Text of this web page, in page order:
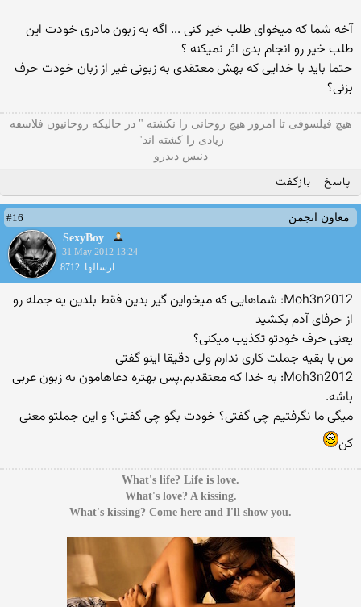
آخه شما که میخوای طلب خیر کنی ... اگه به زبون مادری خودت این
طلب خیر رو انجام بدی اثر نمیکنه ؟
حتما باید با خدایی که بهش معتقدی به زبونی غیر از زبان خودت حرف
بزنی؟
هیچ فیلسوفی تا امروز هیچ روحانی را نکشته " در حالیکه روحانیون فلاسفه
زیادی را کشته اند"
دنیس دیدرو
پاسخ بازگفت
معاون انجمن
#16
SexyBoy
31 May 2012 13:24
ارسالها: 8712
Moh3n2012: شماهایی که میخواین گیر بدین فقط بلدین یه جمله رو
از حرفای آدم بکشید
یعنی حرف خودتو تکذیب میکنی؟
من با بقیه جملت کاری ندارم ولی دقیقا اینو گفتی
Moh3n2012: به خدا که معتقدیم.پس بهتره دعاهامون به زبون عربی
باشه.
میگی ما نگرفتیم چی گفتی؟ خودت بگو چی گفتی؟ و این جملتو معنی
کن
.What's life? Life is love
.What's love? A kissing
.What's kissing? Come here and I'll show you